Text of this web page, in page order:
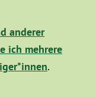
anderer
ich mehrere
.